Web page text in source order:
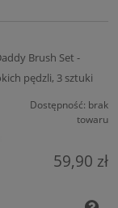
Brush Set -
pędzli, 3 sztuki
Dostępność: brak
towaru
59,90 zł